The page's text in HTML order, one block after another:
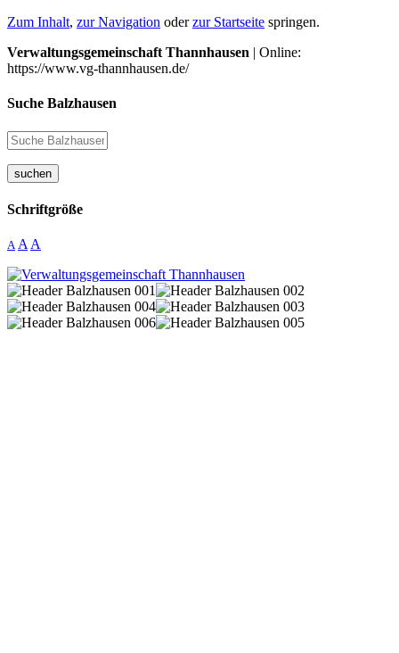
Zum Inhalt, zur Navigation oderzur Startseite springen.
Verwaltungsgemeinschaft Thannhausen | Online:
https://www.vg-thannhausen.de/
Suche Balzhausen
suchen
Schriftgröße
A A A